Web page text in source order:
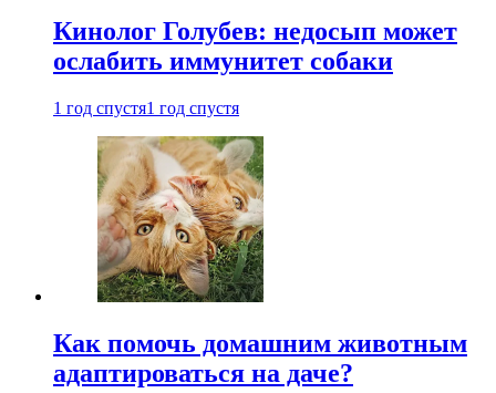
Кинолог Голубев: недосып может
ослабить иммунитет собаки
1 год спустя1 год спустя
Как помочь домашним животным
адаптироваться на даче?